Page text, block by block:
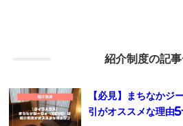
紹介制度の記
【必見】まちなか
引がオススメな理由5